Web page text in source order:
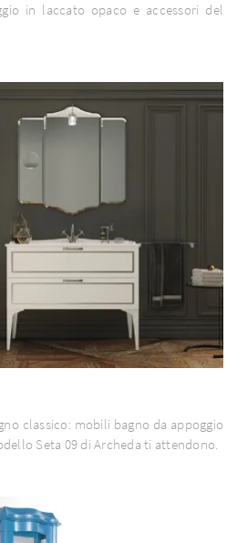
in laccato opaco e accessori del
classico: mobili bagno da appoggio
Seta 09 di Archeda ti attendono.